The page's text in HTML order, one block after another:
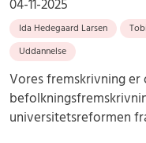
04-11-2025
Ida Hedegaard Larsen
Uddannelse
Vores fremskrivning
universitetsreformen